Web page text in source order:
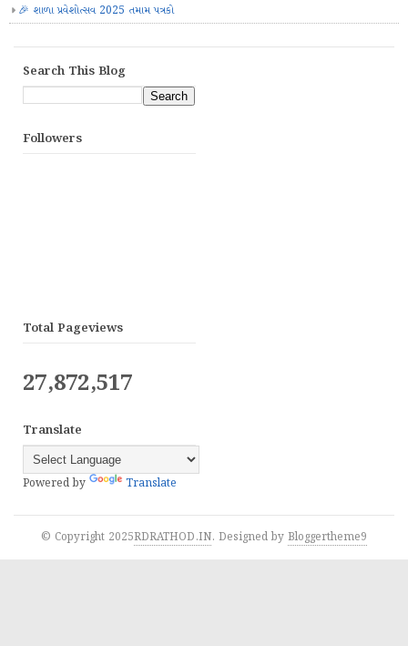
🎉 શાળા પ્રવેશોત્સવ 2025 તમામ પત્રકો
Search This Blog
Followers
Total Pageviews
27,872,517
Translate
Powered by Translate
© Copyright 2025RDRATHOD.IN. Designed by Bloggertheme9